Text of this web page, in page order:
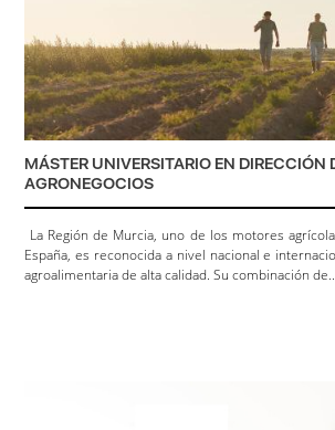
MÁSTER UNIVERSITARIO EN DIRECCIÓN
AGRONEGOCIOS
La Región de Murcia, uno de los motores
España, es reconocida a nivel nacional e
agroalimentaria de alta calidad. Su combinación